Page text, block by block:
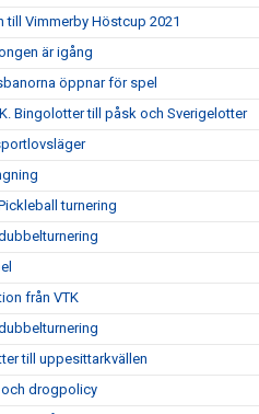
till Vimmerby Höstcup 2021
är igång
öppnar för spel
Bingolotter till påsk och Sverigelotter
turnering
från VTK
till uppesittarkvällen
drogpolicy